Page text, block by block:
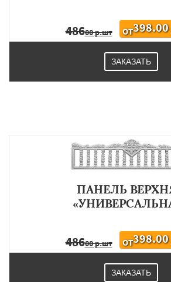
48600 р.шт ОТ398.00
ЗАКАЗАТЬ
ПАНЕЛЬ
48600 р.шт ОТ398.00
ЗАКАЗАТЬ